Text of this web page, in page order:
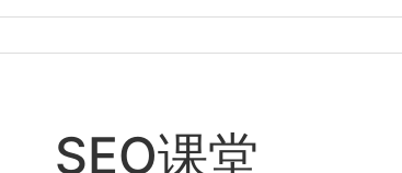
SEO课堂